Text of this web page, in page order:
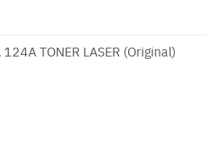
TONER LASER (Original)